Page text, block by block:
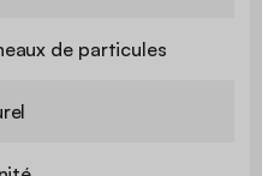
de particules